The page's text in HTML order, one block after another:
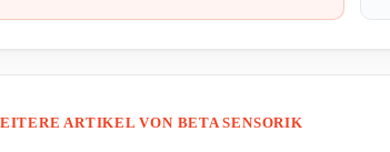
ARTIKEL VON BETA SENSORIK